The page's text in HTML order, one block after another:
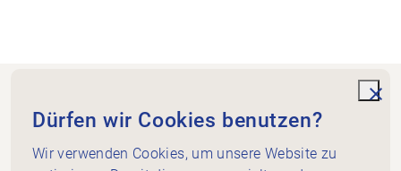
Footer
Dürfen wir Cookies benutzen?
Wir verwenden Cookies, um unsere Website zu